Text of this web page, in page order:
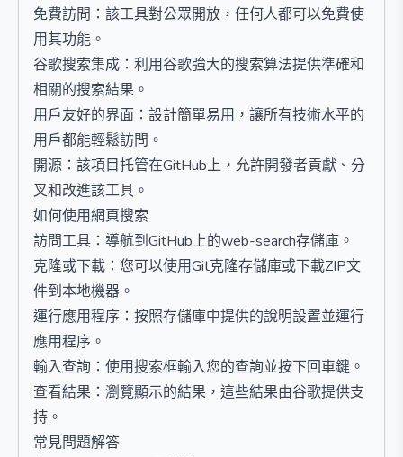
免費訪問：該工具對公眾開放，任何人都可以免費使
用其功能。
谷歌搜索集成：利用谷歌強大的搜索算法提供準確和
相關的搜索結果。
用戶友好的界面：設計簡單易用，讓所有技術水平的
用戶都能輕鬆訪問。
開源：該項目托管在GitHub上，允許開發者貢獻、分
叉和改進該工具。
如何使用網頁搜索
訪問工具：導航到GitHub上的web-search存儲庫。
克隆或下載：您可以使用Git克隆存儲庫或下載ZIP文
件到本地機器。
運行應用程序：按照存儲庫中提供的說明設置並運行
應用程序。
輸入查詢：使用搜索框輸入您的查詢並按下回車鍵。
查看結果：瀏覽顯示的結果，這些結果由谷歌提供支
持。
常見問題解答